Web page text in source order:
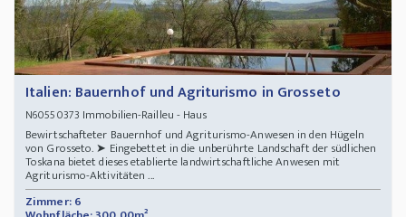
Italien: Bauernhof und Agriturismo in Grosseto
N60550373 Immobilien-Railleu - Haus
Bewirtschafteter Bauernhof und Agriturismo-Anwesen in den Hügeln
von Grosseto. ➤ Eingebettet in die unberührte Landschaft der südlichen
Toskana bietet dieses etablierte landwirtschaftliche Anwesen mit
Agriturismo-Aktivitäten ...
Zimmer: 6